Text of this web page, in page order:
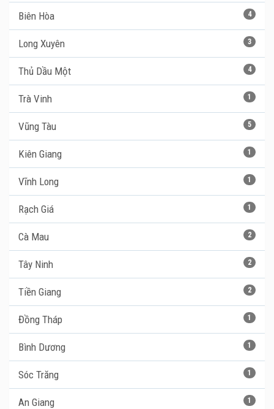
4
Biên Hòa
3
Long Xuyên
4
Thủ Dầu Một
1
Trà Vinh
5
Vũng Tàu
1
Kiên Giang
1
Vĩnh Long
1
Rạch Giá
2
Cà Mau
2
Tây Ninh
2
Tiền Giang
1
Đồng Tháp
1
Bình Dương
1
Sóc Trăng
1
An Giang